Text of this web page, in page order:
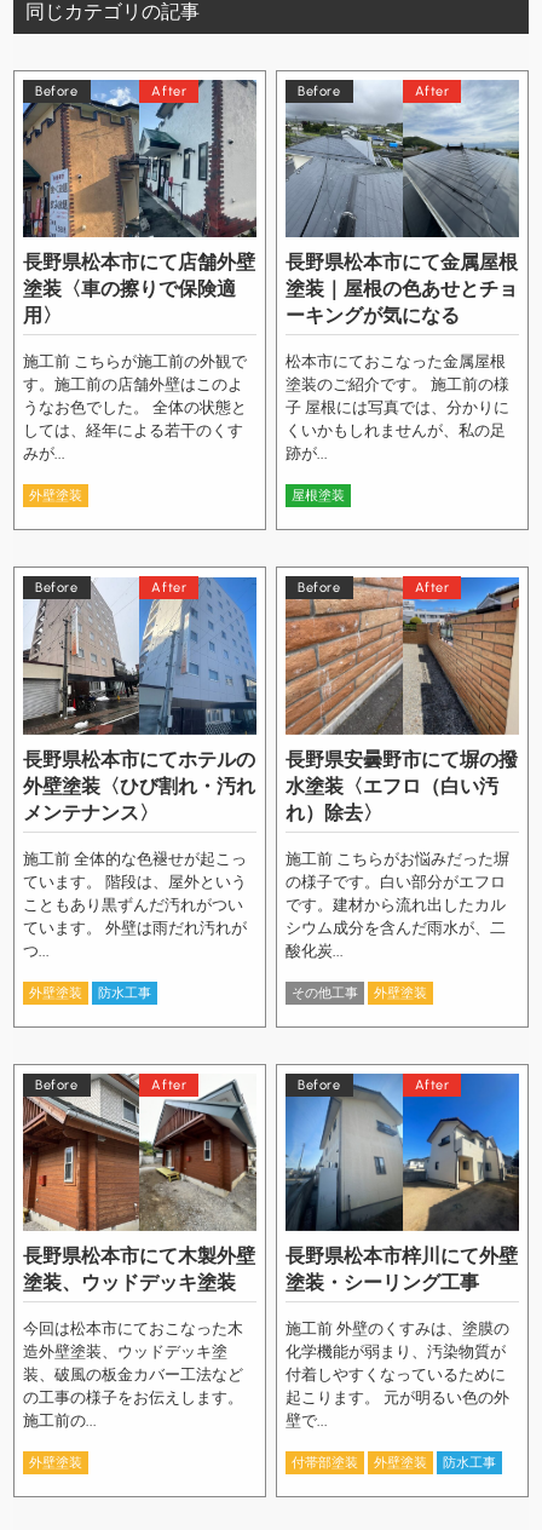
同じカテゴリの記事
Before After
長野県松本市にて店舗外壁
塗装〈車の擦りで保険適
用〉
施工前 こちらが施工前の外観で
す。施工前の店舗外壁はこのよ
うなお色でした。 全体の状態と
しては、経年による若干のくす
みが...
外壁塗装
Before After
長野県松本市にて金属屋根
塗装｜屋根の色あせとチョ
ーキングが気になる
松本市にておこなった金属屋根
塗装のご紹介です。 施工前の様
子 屋根には写真では、分かりに
くいかもしれませんが、私の足
跡が...
屋根塗装
Before After
長野県松本市にてホテルの
外壁塗装〈ひび割れ・汚れ
メンテナンス〉
施工前 全体的な色褪せが起こっ
ています。 階段は、屋外という
こともあり黒ずんだ汚れがつい
ています。 外壁は雨だれ汚れが
つ...
外壁塗装 防水工事
Before After
長野県安曇野市にて塀の撥
水塗装〈エフロ（白い汚
れ）除去〉
施工前 こちらがお悩みだった塀
の様子です。白い部分がエフロ
です。建材から流れ出したカル
シウム成分を含んだ雨水が、二
酸化炭...
その他工事 外壁塗装
Before After
長野県松本市にて木製外壁
塗装、ウッドデッキ塗装
今回は松本市にておこなった木
造外壁塗装、ウッドデッキ塗
装、破風の板金カバー工法など
の工事の様子をお伝えします。
施工前の...
外壁塗装
Before After
長野県松本市梓川にて外壁
塗装・シーリング工事
施工前 外壁のくすみは、塗膜の
化学機能が弱まり、汚染物質が
付着しやすくなっているために
起こります。 元が明るい色の外
壁で...
付帯部塗装 外壁塗装 防水工事